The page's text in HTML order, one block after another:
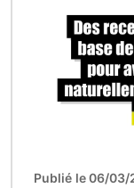
Publié le 06/03/